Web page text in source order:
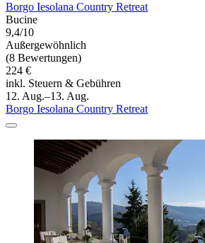
Borgo Iesolana Country Retreat
Bucine
9,4/10
Außergewöhnlich
(8 Bewertungen)
224 €
inkl. Steuern & Gebühren
12. Aug.–13. Aug.
Borgo Iesolana Country Retreat